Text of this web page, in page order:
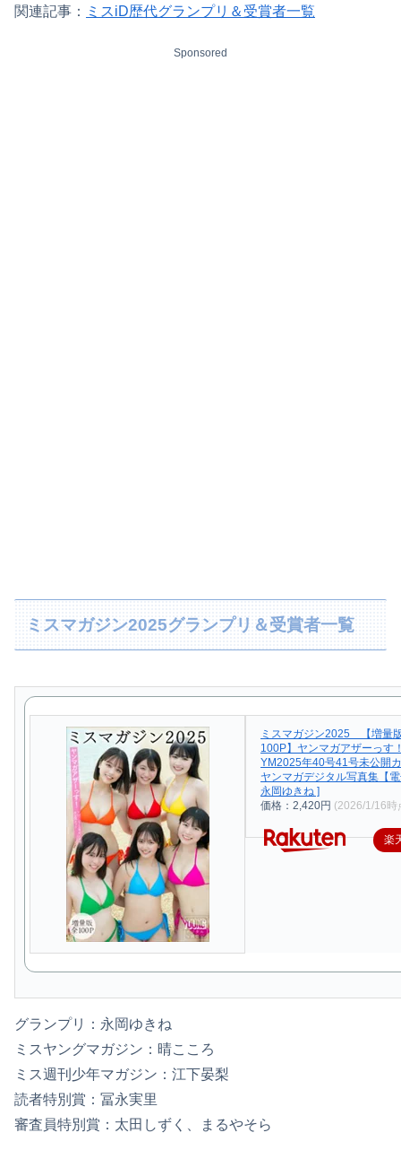
関連記事： ミスiD歴代グランプリ＆受賞者一覧
Sponsored
ミスマガジン2025グランプリ＆受賞者一覧
ミスマガジン2025 【増量
100P】ヤンマガアザーっす
YM2025年40号41号未公
ヤンマガデジタル写真集【
永岡ゆきね ]
価格：2,420円 (2026/1/16時
楽
グランプリ：永岡ゆきね
ミスヤングマガジン：晴こころ
ミス週刊少年マガジン：江下晏梨
読者特別賞：冨永実里
審査員特別賞：太田しずく、まるやそら